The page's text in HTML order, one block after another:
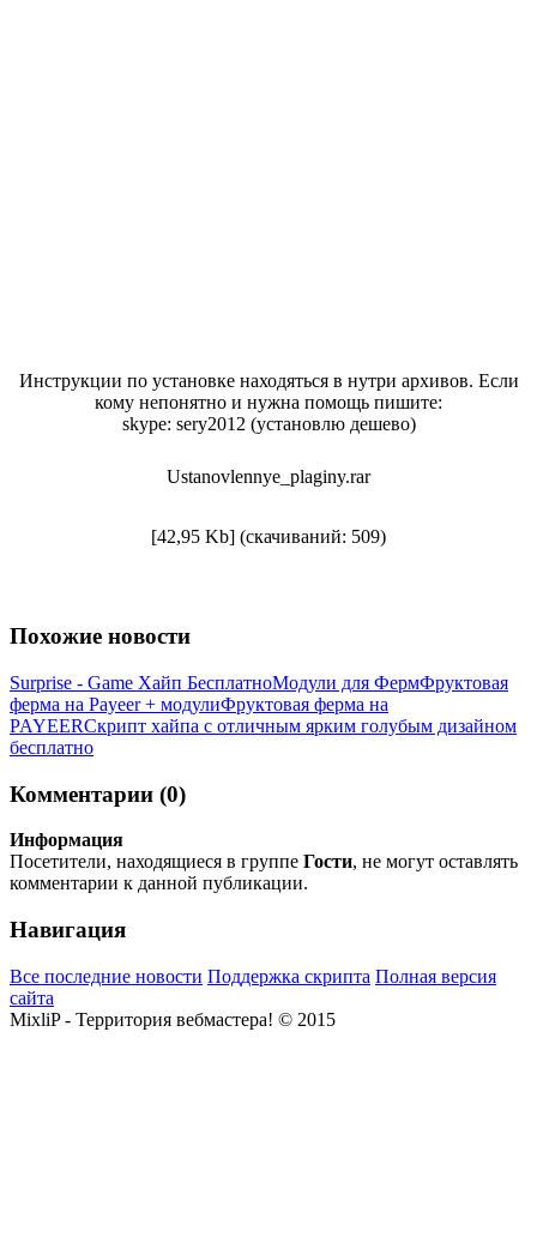
Инструкции по установке находяться в нутри архивов. Если
кому непонятно и нужна помощь пишите:
skype: sery2012 (установлю дешево)
Ustanovlennye_plaginy.rar
[42,95 Kb] (cкачиваний: 509)
Похожие новости
Surprise - Game Хайп БесплатноМодули для ФермФруктовая
ферма на Payeer + модулиФруктовая ферма на
PAYEERСкрипт хайпа с отличным ярким голубым дизайном
бесплатно
Комментарии (0)
Информация
Посетители, находящиеся в группе Гости, не могут оставлять
комментарии к данной публикации.
Навигация
Все последние новости Поддержка скрипта Полная версия
сайта
MixliP - Территория вебмастера! © 2015